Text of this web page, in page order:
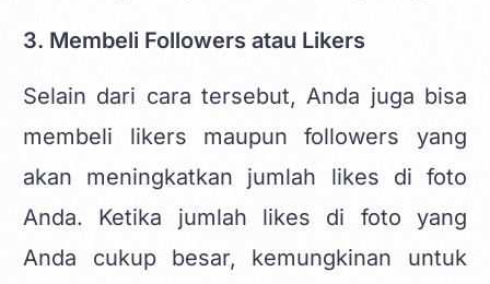
3. Membeli Followers atau Likers
Selain dari cara tersebut, Anda juga bisa
membeli likers maupun followers yang
akan meningkatkan jumlah likes di foto
Anda. Ketika jumlah likes di foto yang
Anda cukup besar, kemungkinan untuk